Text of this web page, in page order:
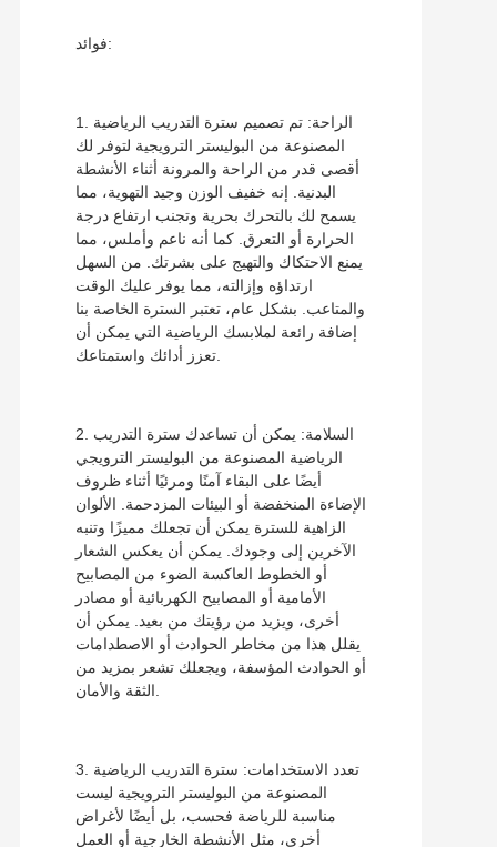
فوائد:
1. الراحة: تم تصميم سترة التدريب الرياضية
المصنوعة من البوليستر الترويجية لتوفر لك
أقصى قدر من الراحة والمرونة أثناء الأنشطة
البدنية. إنه خفيف الوزن وجيد التهوية، مما
يسمح لك بالتحرك بحرية وتجنب ارتفاع درجة
الحرارة أو التعرق. كما أنه ناعم وأملس، مما
يمنع الاحتكاك والتهيج على بشرتك. من السهل
ارتداؤه وإزالته، مما يوفر عليك الوقت
والمتاعب. بشكل عام، تعتبر السترة الخاصة بنا
إضافة رائعة لملابسك الرياضية التي يمكن أن
تعزز أدائك واستمتاعك.
2. السلامة: يمكن أن تساعدك سترة التدريب
الرياضية المصنوعة من البوليستر الترويجي
أيضًا على البقاء آمنًا ومرئيًا أثناء ظروف
الإضاءة المنخفضة أو البيئات المزدحمة. الألوان
الزاهية للسترة يمكن أن تجعلك مميزًا وتنبه
الآخرين إلى وجودك. يمكن أن يعكس الشعار
أو الخطوط العاكسة الضوء من المصابيح
الأمامية أو المصابيح الكهربائية أو مصادر
أخرى، ويزيد من رؤيتك من بعيد. يمكن أن
يقلل هذا من مخاطر الحوادث أو الاصطدامات
أو الحوادث المؤسفة، ويجعلك تشعر بمزيد من
3. تعدد الاستخدامات: سترة التدريب الرياضية
المصنوعة من البوليستر الترويجية ليست
مناسبة للرياضة فحسب، بل أيضًا لأغراض
أخرى، مثل الأنشطة الخارجية أو العمل